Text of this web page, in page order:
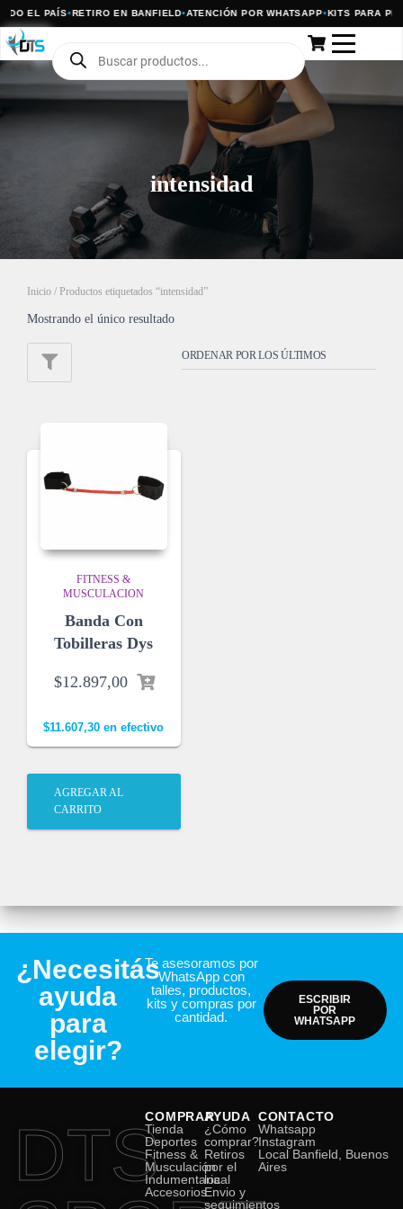
EL PAÍS•RETIRO EN BANFIELD•ATENCIÓN POR WHATSAPP•KITS PARA
intensidad
Inicio / Productos etiquetados “intensidad”
Mostrando el único resultado
FITNESS &
MUSCULACION
Banda Con
Tobilleras Dys
$12.897,00
$11.607,30 en efectivo
AGREGAR AL
CARRITO
¿Necesitás
ayuda
para
elegir?
Te asesoramos por
WhatsApp con
talles, productos,
kits y compras por
cantidad.
ESCRIBIR
POR
WHATSAPP
DTSCOMPRAR
Tienda
Deportes
Fitness &
Musculación
Indumentaria
Accesorios
AYUDA
¿Cómo
comprar?
Retiros
por el
local
Envio y
seguimientos
CONTACTO
Whatsapp
Instagram
Local Banfield, Buenos
Aires